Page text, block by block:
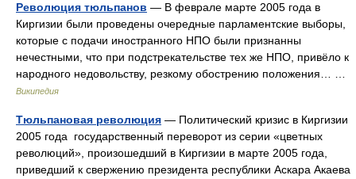
Революция тюльпанов — В феврале марте 2005 года в
Киргизии были проведены очередные парламентские выборы,
которые с подачи иностранного НПО были признанны
нечестными, что при подстрекательстве тех же НПО, привёло к
народного недовольству, резкому обострению положения… …
Википедия
Тюльпановая революция — Политический кризис в Киргизии
2005 года государственный переворот из серии «цветных
революций», произошедший в Киргизии в марте 2005 года,
приведший к свержению президента республики Аскара Акаева